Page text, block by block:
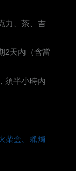
力、茶、吉
2天內（含當
須半小時內
柴盒、蠟燭